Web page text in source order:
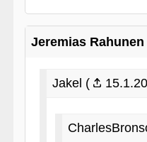
Jeremias Rahunen
Jakel (